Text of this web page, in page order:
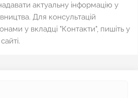
актуальну інформацію у
Для консультацій
у вкладці "Контакти", пишіть у